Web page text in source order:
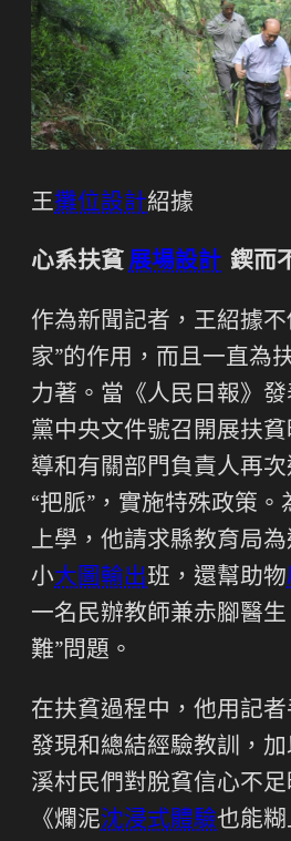
王攤位設計紹據
心系扶貧展場設計 鍥而
作為新聞記者，王紹據
家”的作用，而且一直為
力著。當《人民日報》
黨中央文件號召開展扶
導和有關部門負責人再
“把脈”，實施特殊政策
上學，他請求縣教育局
小大圖輸出班，還幫助物
一名民辦教師兼赤腳醫
難”問題。
在扶貧過程中，他用記
發現和總結經驗教訓，
溪村民們對脫貧信心不足
《爛泥沈浸式體驗也能